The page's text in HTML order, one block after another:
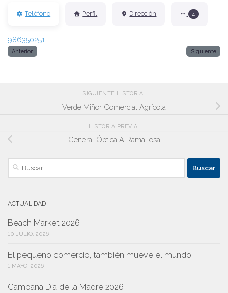
Teléfono Perfil Dirección 4
986350251
Anterior Siguiente
SIGUIENTE HISTORIA
Verde Miñor Comercial Agrícola
HISTORIA PREVIA
General Óptica A Ramallosa
Buscar:
ACTUALIDAD
Beach Market 2026
10 JULIO, 2026
El pequeño comercio, también mueve el mundo.
1 MAYO, 2026
Campaña Día de la Madre 2026